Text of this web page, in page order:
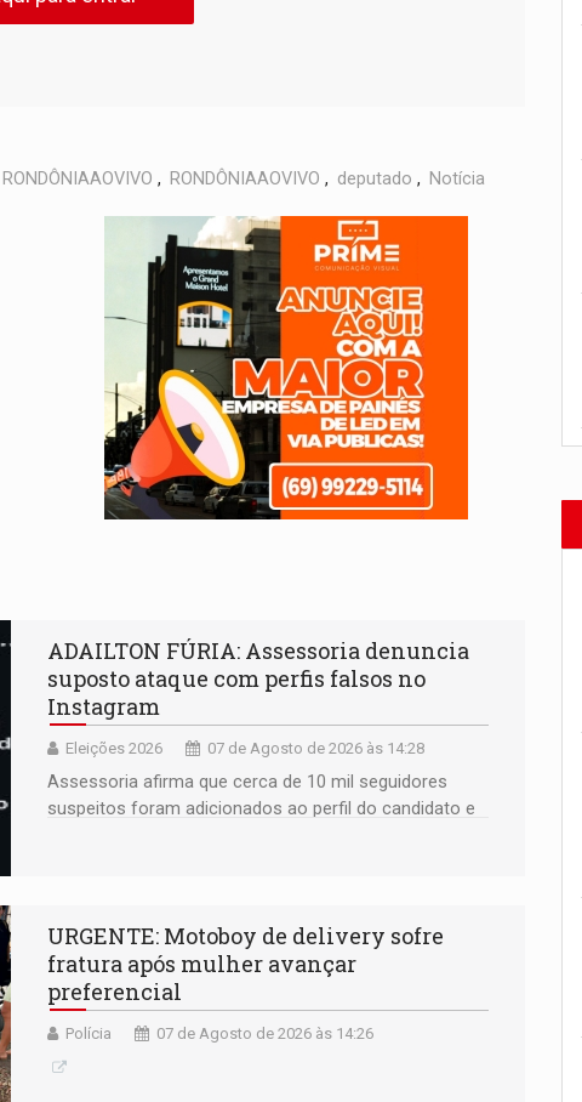
RONDÔNIAAOVIVO , RONDÔNIAAOVIVO , deputado , Notícia
ADAILTON FÚRIA: Assessoria denuncia
suposto ataque com perfis falsos no
Instagram
Eleições 2026 07 de Agosto de 2026 às 14:28
Assessoria afirma que cerca de 10 mil seguidores
suspeitos foram adicionados ao perfil do candidato e
URGENTE: Motoboy de delivery sofre
fratura após mulher avançar
preferencial
Polícia 07 de Agosto de 2026 às 14:26